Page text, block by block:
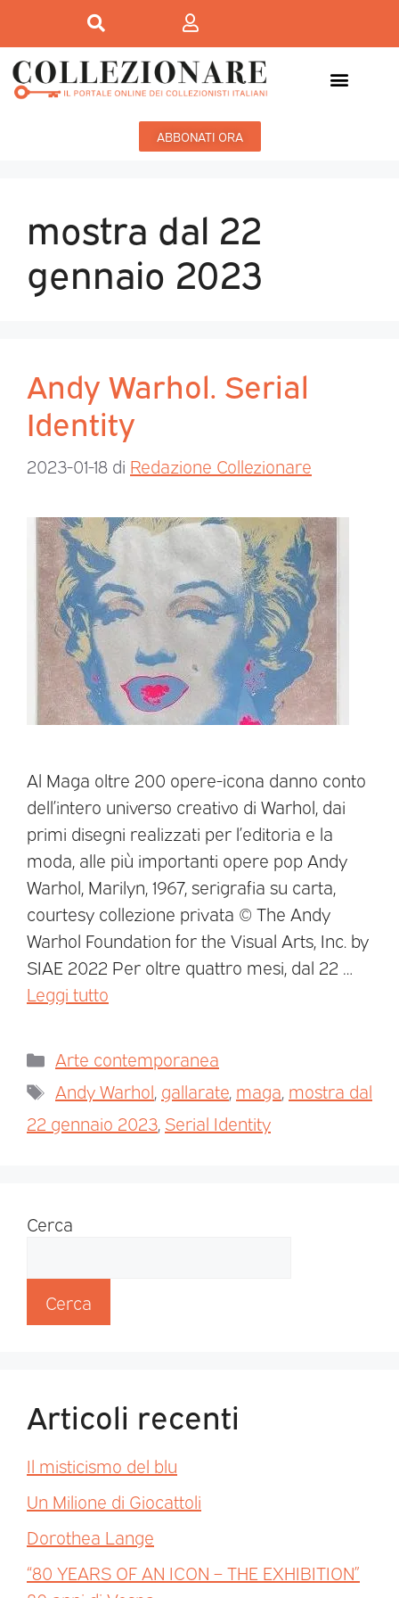
ABBONATI ORA
mostra dal 22
gennaio 2023
Andy Warhol. Serial
Identity
2023-01-18 di Redazione Collezionare
Al Maga oltre 200 opere-icona danno conto
dell’intero universo creativo di Warhol, dai
primi disegni realizzati per l’editoria e la
moda, alle più importanti opere pop Andy
Warhol, Marilyn, 1967, serigrafia su carta,
courtesy collezione privata © The Andy
Warhol Foundation for the Visual Arts, Inc. by
SIAE 2022 Per oltre quattro mesi, dal 22 …
Leggi tutto
Arte contemporanea
Andy Warhol, gallarate, maga, mostra dal
22 gennaio 2023, Serial Identity
Cerca
Cerca
Articoli recenti
Il misticismo del blu
Un Milione di Giocattoli
Dorothea Lange
“80 YEARS OF AN ICON – THE EXHIBITION”